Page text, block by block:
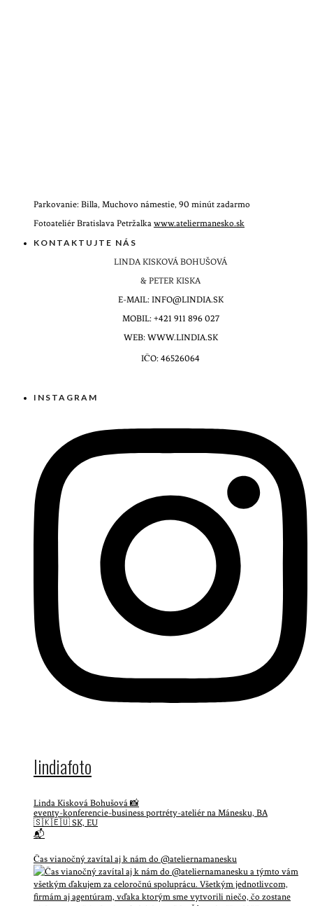
Parkovanie: Billa, Muchovo námestie, 90 minút zadarmo
Fotoateliér Bratislava Petržalka www.ateliermanesko.sk
KONTAKTUJTE NÁS
LINDA KISKOVÁ BOHUŠOVÁ
& PETER KISKA
E-MAIL: INFO@LINDIA.SK
MOBIL: +421 911 896 027
WEB: WWW.LINDIA.SK
IČO: 46526064
INSTAGRAM
lindiafoto
Linda Kisková Bohušová 📸
eventy-konferencie-business portréty-ateliér na Mánesku, BA
🇸🇰🇪🇺 SK, EU
📬
Čas vianočný zavítal aj k nám do @ateliernamanesku